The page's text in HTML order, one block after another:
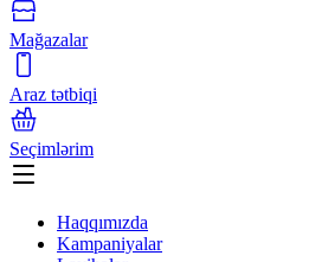
Mağazalar
Araz tətbiqi
Seçimlərim
Haqqımızda
Kampaniyalar